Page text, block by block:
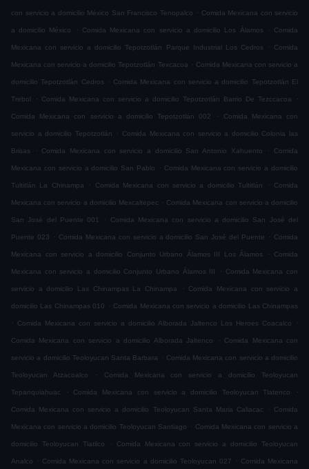
con servicio a domicilio México San Francisco Tenopalco . Comida Mexicana con servicio
a domicilio México . Comida Mexicana con servicio a domicilio Los Álamos . Comida
Mexicana con servicio a domicilio Tepotzotlán Parque Industrial Los Cedros . Comida
Mexicana con servicio a domicilio Tepotzotlán Texcacoa . Comida Mexicana con servicio a
domicilio Tepotzotlán Cedros . Comida Mexicana con servicio a domicilio Tepotzotlán El
Trebol . Comida Mexicana con servicio a domicilio Tepotzotlán Barrio De Tezccacoa .
Comida Mexicana con servicio a domicilio Tepotzotlán 002 . Comida Mexicana con
servicio a domicilio Tepotzotlán . Comida Mexicana con servicio a domicilio Colonia las
Brisas . Comida Mexicana con servicio a domicilio San Antonio Xahuento . Comida
Mexicana con servicio a domicilio San Pablo . Comida Mexicana con servicio a domicilio
Tultitlán La Chinampa . Comida Mexicana con servicio a domicilio Tultitlán . Comida
Mexicana con servicio a domicilio Mexcaltepec . Comida Mexicana con servicio a domicilio
San José del Puente 001 . Comida Mexicana con servicio a domicilio San José del
Puente 023 . Comida Mexicana con servicio a domicilio San José del Puente . Comida
Mexicana con servicio a domicilio Conjunto Urbano Álamos III Los Álamos . Comida
Mexicana con servicio a domicilio Conjunto Urbano Álamos III . Comida Mexicana con
servicio a domicilio Las Chinampas La Chinampa . Comida Mexicana con servicio a
domicilio Las Chinampas 010 . Comida Mexicana con servicio a domicilio Las Chinampas
.
Comida Mexicana con servicio a domicilio Alborada Jaltenco Los Heroes Coacalco .
Comida Mexicana con servicio a domicilio Alborada Jaltenco . Comida Mexicana con
servicio a domicilio Teoloyucan Santa Barbara . Comida Mexicana con servicio a domicilio
Teoloyucan Atzacoalco . Comida Mexicana con servicio a domicilio Teoloyucan
Tepanquiahuac . Comida Mexicana con servicio a domicilio Teoloyucan Tlatenco .
Comida Mexicana con servicio a domicilio Teoloyucan Santa Maria Caliacac . Comida
Mexicana con servicio a domicilio Teoloyucan Santiago . Comida Mexicana con servicio a
domicilio Teoloyucan Tlatilco . Comida Mexicana con servicio a domicilio Teoloyucan
Analco . Comida Mexicana con servicio a domicilio Teoloyucan 027 . Comida Mexicana